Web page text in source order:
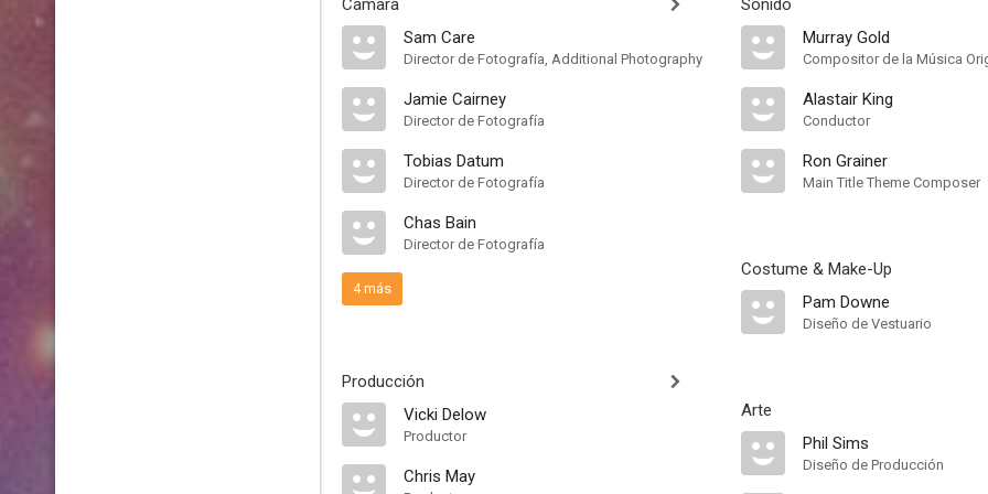
Cámara
Sam Care
Director de Fotografía, Additional Photography
Jamie Cairney
Director de Fotografía
Tobias Datum
Director de Fotografía
Chas Bain
Director de Fotografía
4 más
Producción
Vicki Delow
Productor
Chris May
Sonido
Murray Gold
Compositor de la Música
Alastair King
Conductor
Ron Grainer
Main Title Theme Composer
Costume & Make-Up
Pam Downe
Diseño de Vestuario
Arte
Phil Sims
Diseño de Producción